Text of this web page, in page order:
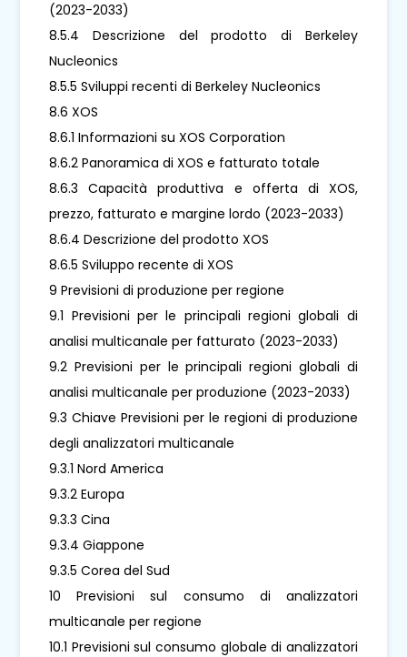
(2023-2033)
8.5.4 Descrizione del prodotto di Berkeley
Nucleonics
8.5.5 Sviluppi recenti di Berkeley Nucleonics
8.6 XOS
8.6.1 Informazioni su XOS Corporation
8.6.2 Panoramica di XOS e fatturato totale
8.6.3 Capacità produttiva e offerta di XOS,
prezzo, fatturato e margine lordo (2023-2033)
8.6.4 Descrizione del prodotto XOS
8.6.5 Sviluppo recente di XOS
9 Previsioni di produzione per regione
9.1 Previsioni per le principali regioni globali di
analisi multicanale per fatturato (2023-2033)
9.2 Previsioni per le principali regioni globali di
analisi multicanale per produzione (2023-2033)
9.3 Chiave Previsioni per le regioni di produzione
degli analizzatori multicanale
9.3.1 Nord America
9.3.2 Europa
9.3.3 Cina
9.3.4 Giappone
9.3.5 Corea del Sud
10 Previsioni sul consumo di analizzatori
multicanale per regione
10.1 Previsioni sul consumo globale di analizzatori